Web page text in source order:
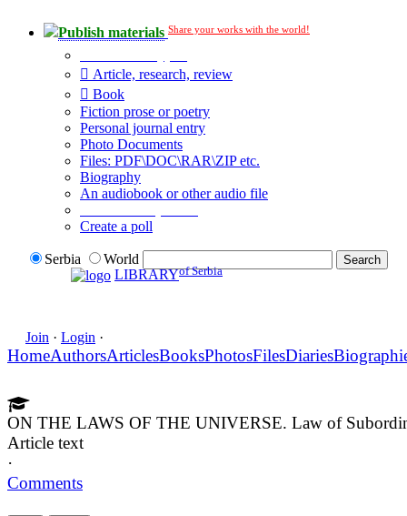
Publish materials Share your works with the world!
Article, research, review
Book
Fiction prose or poetry
Personal journal entry
Photo Documents
Files: PDF\DOC\RAR\ZIP etc.
Biography
An audiobook or other audio file
Create a poll
Serbia
World
LIBRARYof Serbia
Join · Login ·
HomeAuthorsArticlesBooksPhotosFilesDiaries
ON THE LAWS OF THE UNIVERSE. Law of
Article text
·
Comments